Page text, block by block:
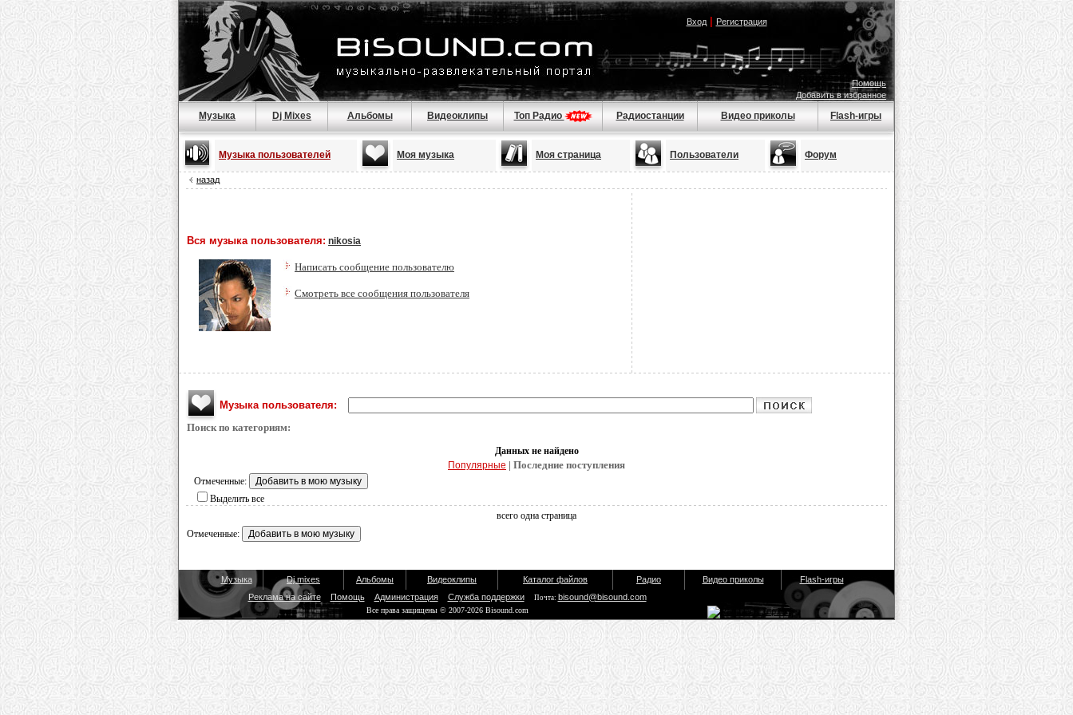
Вход| Регистрация
Помощь
Добавить в избранное
Музыка Dj Mixes Альбомы Видеоклипы Топ Радио Радиостанции Видео приколы Flash-игры
Музыка пользователей Моя музыка Моя страница Пользователи Форум
назад
Вся музыка пользователя: nikosia
Написать сообщение пользователю
Смотреть все сообщения пользователя
Музыка пользователя:
Поиск по категориям:
Данных не найдено
Популярные | Последние поступления
Отмеченные:
Выделить все
всего одна страница
Отмеченные:
Музыка Dj mixes Альбомы Видеоклипы Каталог файлов Радио Видео приколы
Flash-игры
Реклама на сайте
Помощь Администрация Служба поддержки Почта: bisound@bisound.com
Все права защищены © 2007-2026 Bisound.com